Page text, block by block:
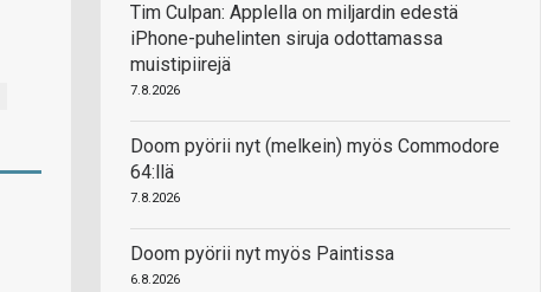
Tim Culpan: Applella on miljardin edestä
iPhone-puhelinten siruja odottamassa
muistipiirejä
7.8.2026
Doom pyörii nyt (melkein) myös Commodore
64:llä
7.8.2026
Doom pyörii nyt myös Paintissa
6.8.2026